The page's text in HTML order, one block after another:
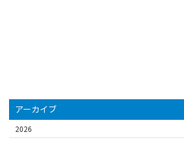
アーカイブ
2026